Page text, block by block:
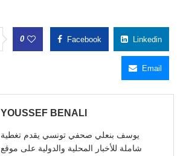
0 Facebook Linkedin
Email
YOUSSEF BENALI
يوسف بنعلي صحفي تونسي يقدم تغطية
شاملة للأخبار المحلية والدولية على موقع